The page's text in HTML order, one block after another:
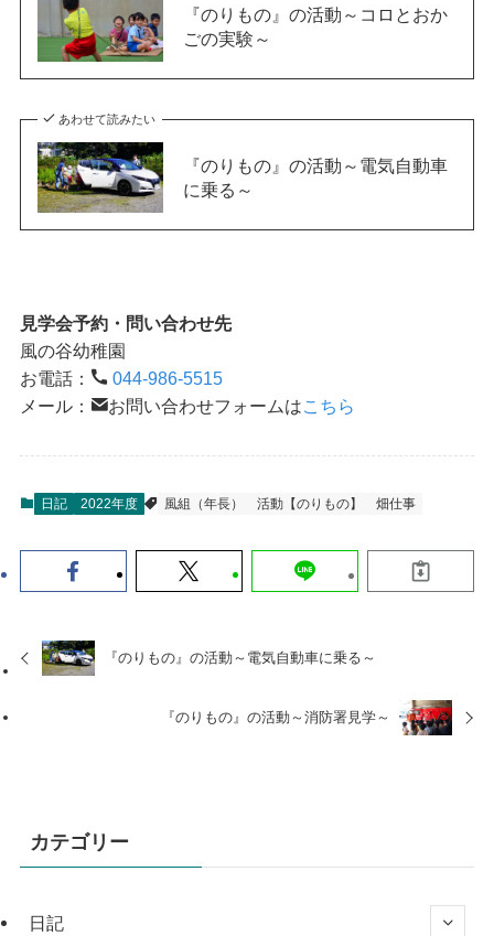
『のりもの』の活動～コロとおか
ごの実験～
あわせて読みたい
『のりもの』の活動～電気自動車
に乗る～
見学会予約・問い合わせ先
風の谷幼稚園
お電話：
044-986-5515
メール：
お問い合わせフォームはこちら
日記 2022年度 風組（年長） 活動【のりもの】 畑仕事
『のりもの』の活動～電気自動車に乗る～
『のりもの』の活動～消防署見学～
カテゴリー
日記